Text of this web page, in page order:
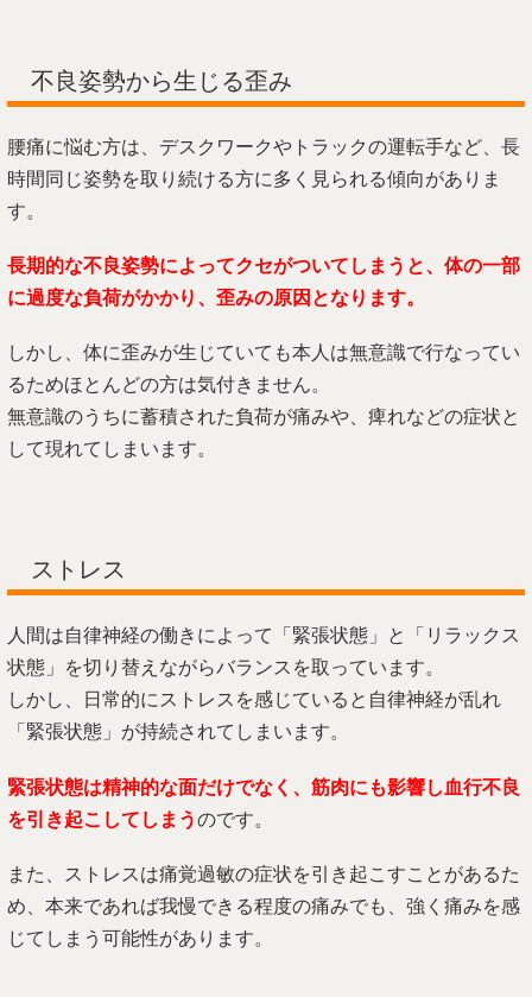
不良姿勢から生じる歪み
腰痛に悩む方は、デスクワークやトラックの運転手など、長
時間同じ姿勢を取り続ける方に多く見られる傾向がありま
す。
長期的な不良姿勢によってクセがついてしまうと、体の一部
に過度な負荷がかかり、歪みの原因となります。
しかし、体に歪みが生じていても本人は無意識で行なってい
るためほとんどの方は気付きません。
無意識のうちに蓄積された負荷が痛みや、痺れなどの症状と
して現れてしまいます。
ストレス
人間は自律神経の働きによって「緊張状態」と「リラックス
状態」を切り替えながらバランスを取っています。
しかし、日常的にストレスを感じていると自律神経が乱れ
「緊張状態」が持続されてしまいます。
緊張状態は精神的な面だけでなく、筋肉にも影響し血行不良
を引き起こしてしまうのです。
また、ストレスは痛覚過敏の症状を引き起こすことがあるた
め、本来であれば我慢できる程度の痛みでも、強く痛みを感
じてしまう可能性があります。